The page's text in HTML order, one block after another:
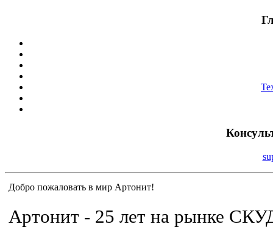
Добро пожаловать в мир Артонит!
Артонит - 25 лет на рынке